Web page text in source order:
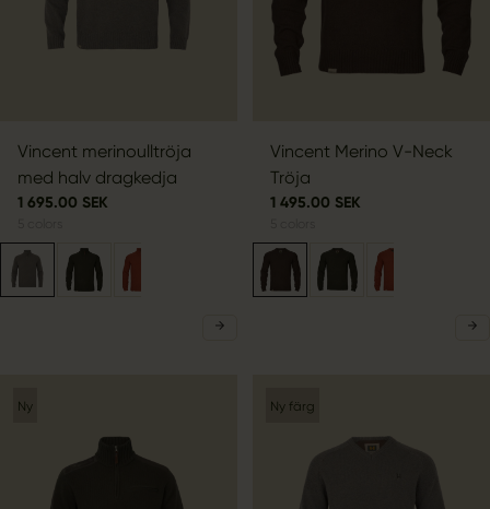
Vincent merinoulltröja
med halv dragkedja
1 695.00 SEK
Vincent Merino V-Neck
Tröja
1 495.00 SEK
Ny Ny färg